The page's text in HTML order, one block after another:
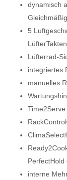
dynamisch
5
Lüfterrad-
integriertes
manuelles
PerfectHold
interne